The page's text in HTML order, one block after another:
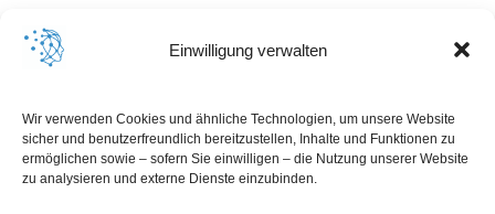
Einwilligung verwalten
Wir verwenden Cookies und ähnliche Technologien, um unsere Website
sicher und benutzerfreundlich bereitzustellen, Inhalte und Funktionen zu
ermöglichen sowie – sofern Sie einwilligen – die Nutzung unserer Website
zu analysieren und externe Dienste einzubinden.